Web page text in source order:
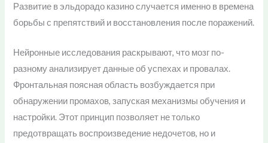
Развитие в эльдорадо казино случается именно в времена
борьбы с препятствий и восстановления после поражений.
Нейронные исследования раскрывают, что мозг по-
разному анализирует данные об успехах и провалах.
Фронтальная поясная область возбуждается при
обнаружении промахов, запуская механизмы обучения и
настройки. Этот принцип позволяет не только
предотвращать воспроизведение недочетов, но и